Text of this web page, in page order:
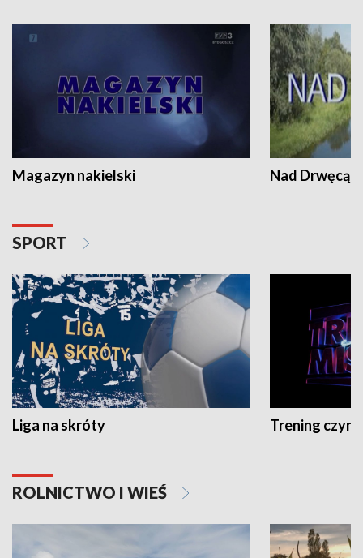
Magazyn nakielski Nad Drwęcą
SPORT
Liga na skróty Trening czyni
ROLNICTWO I WIEŚ